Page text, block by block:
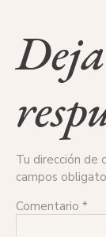
Tu dirección de
campos
Comentario *